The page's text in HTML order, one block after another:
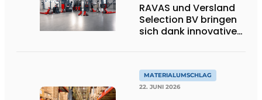
RAVAS und Versland
Selection BV bringen
sich dank innovativer
auf ein höheres
Niveau
MATERIALUMSCHLAG
22. JUNI 2026